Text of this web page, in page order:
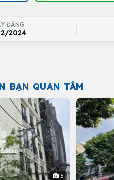
ĐĂNG
2024
BẠN QUAN TÂM
5